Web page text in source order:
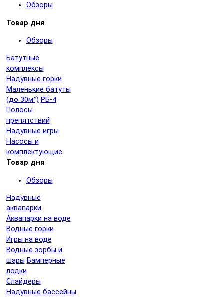
Обзоры
Товар дня
Обзоры
Батутные
комплексы
Надувные горки
Маленькие батуты
(до 30м²) РБ-4
Полосы
препятствий
Надувные игры
Насосы и
комплектующие
Товар дня
Обзоры
Надувные
аквапарки
Аквапарки на воде
Водные горки
Игры на воде
Водные зорбы и
шары Бамперные
лодки
Слайдеры
Надувные бассейны